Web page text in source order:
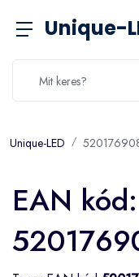
Unique-
Unique-LED
EAN kód: